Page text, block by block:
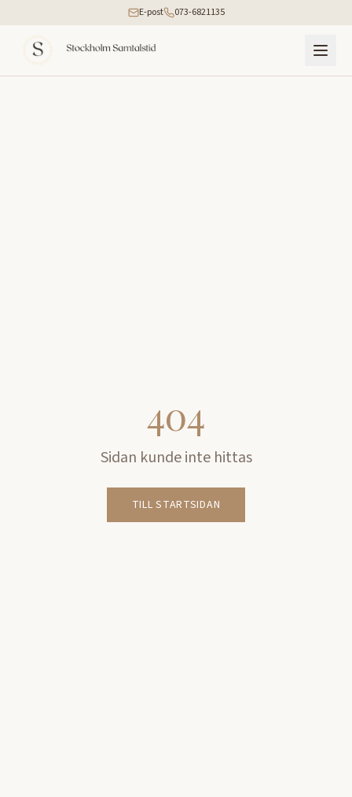
E-post 073-6821135
404
Sidan kunde inte hittas
TILL STARTSIDAN